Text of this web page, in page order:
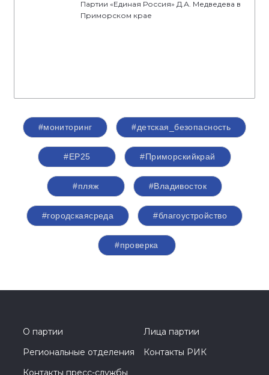
Партии «Единая Россия» Д.А. Медведева в
Приморском крае
#мониторинг #детская_безопасность
#ЕР25 #Приморскийкрай
#пляж #Владивосток
#городскаясреда #благоустройство
#проверка
О партии
Лица партии
Региональные отделения
Контакты РИК
Контакты пресс-службы